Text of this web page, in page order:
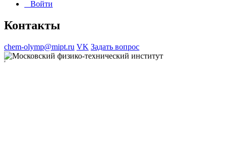
Войти
Контакты
chem-olymp@mipt.ru VK Задать вопрос